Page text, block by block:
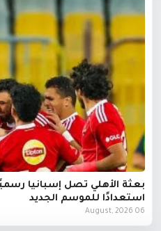
بعثة الأهلي تصل إسبانيا
استعدادًا للموسم الجديد
06 August, 2026